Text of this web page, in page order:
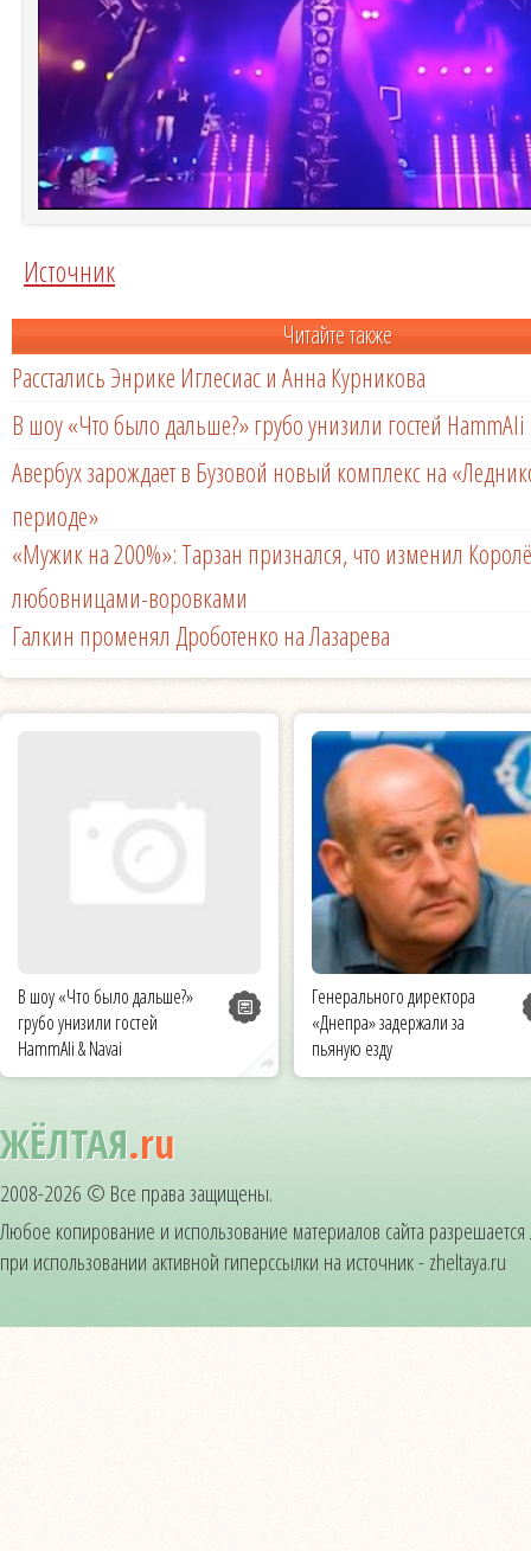
Источник
Читайте также
Расстались Энрике Иглесиас и Анна Курникова
В шоу «Что было дальше?» грубо унизили гостей HammAli
Авербух зарождает в Бузовой новый комплекс на
периоде»
«Мужик на 200%»: Тарзан признался, что изменил
любовницами-воровками
Галкин променял Дроботенко на Лазарева
В шоу «Что было дальше?»
грубо унизили гостей
HammAli & Navai
Генерального директора
«Днепра» задержали за
пьяную езду
ЖЁЛТАЯ.ru
2008-2026 © Все права защищены.
Любое копирование и использование материалов сайта
при использовании активной гиперссылки на источник - zheltaya.ru